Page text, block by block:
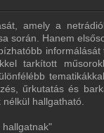
amely a
során. Hanem
tarkított
űrkutatás és
hallgatható.
hallgatnak"